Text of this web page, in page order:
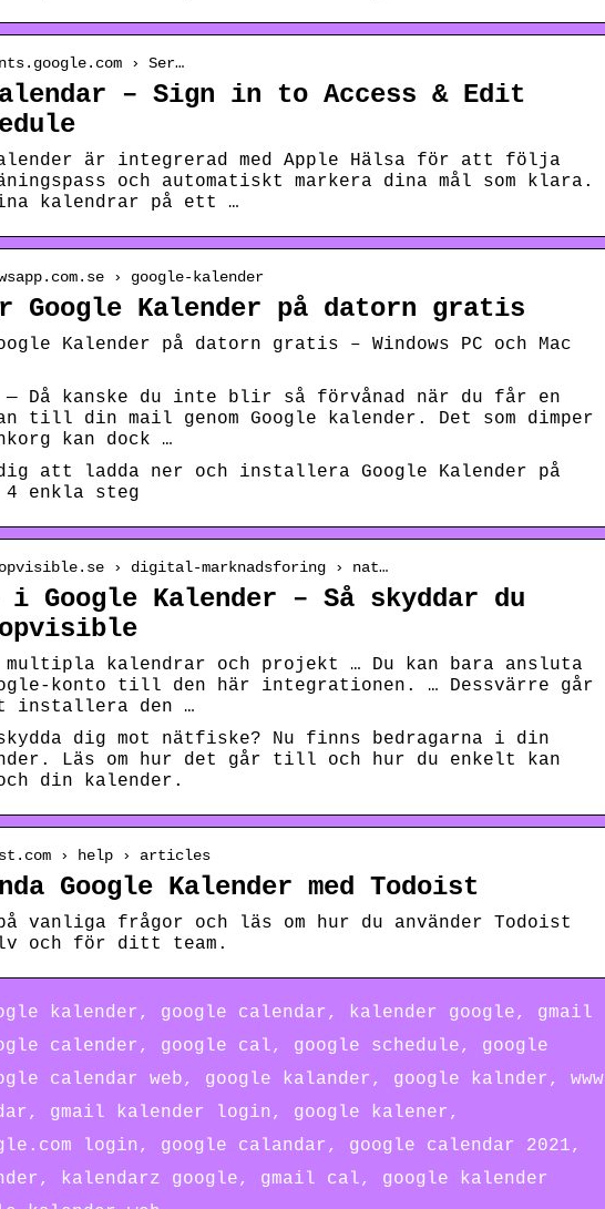
› Ser…
– Sign in to Access & Edit
är integrerad med Apple Hälsa för att följa
och automatiskt markera dina mål som klara.
kalendrar på ett …
› google-kalender
Google Kalender på datorn gratis
Kalender på datorn gratis – Windows PC och Mac
Då kanske du inte blir så förvånad när du får en
till din mail genom Google kalender. Det som dimper
kan dock …
att ladda ner och installera Google Kalender på
enkla steg
› digital-marknadsforing › nat…
Google Kalender – Så skyddar du
kalendrar och projekt … Du kan bara ansluta
konto till den här integrationen. … Dessvärre går
installera den …
dig mot nätfiske? Nu finns bedragarna i din
Läs om hur det går till och hur du enkelt kan
din kalender.
› help › articles
Google Kalender med Todoist
vanliga frågor och läs om hur du använder Todoist
och för ditt team.
kalender, google calendar, kalender google, gmail
calender, google cal, google schedule, google
calendar web, google kalander, google kalnder, www
gmail kalender login, google kalener,
login, google calandar, google calendar 2021,
kalendarz google, gmail cal, google kalender